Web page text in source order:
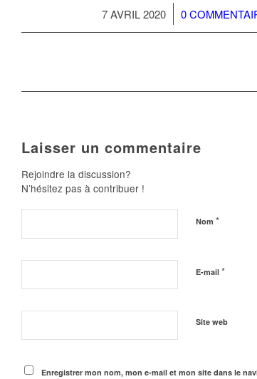
7 AVRIL 2020
/ 0 /
Laisser un commentaire
Rejoindre la discussion?
N’hésitez pas à contribuer !
Nom *
E-mail *
Site web
Enregistrer mon nom, mon e-mail et mon site dans le